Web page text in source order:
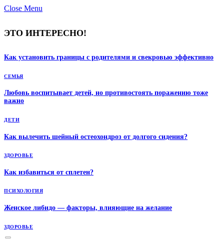
Close Menu
ЭТО ИНТЕРЕСНО!
Как установить границы с родителями и свекровью эффективно
СЕМЬЯ
Любовь воспитывает детей, но противостоять поражению тоже
важно
ДЕТИ
Как вылечить шейный остеохондроз от долгого сидения?
ЗДОРОВЬЕ
Как избавиться от сплетен?
ПСИХОЛОГИЯ
Женское либидо — факторы, влияющие на желание
ЗДОРОВЬЕ